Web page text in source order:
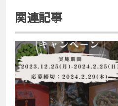
関連記事